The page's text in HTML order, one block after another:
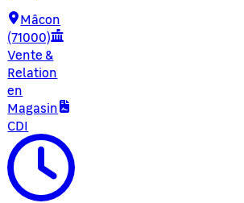
Mâcon
(71000)
Vente &
Relation
en
Magasin
CDI